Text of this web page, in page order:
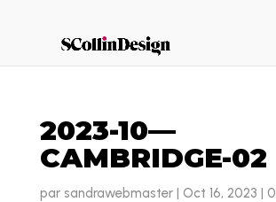
2023-10—
CAMBRIDGE-02
par sandrawebmaster| Oct 16, 2023 | 0